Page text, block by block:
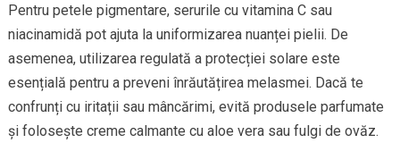
Pentru petele pigmentare, serurile cu vitamina C sau
niacinamidă pot ajuta la uniformizarea nuanței pielii. De
asemenea, utilizarea regulată a protecției solare este
esențială pentru a preveni înrăutățirea melasmei. Dacă te
confrunți cu iritații sau mâncărimi, evită produsele parfumate
și folosește creme calmante cu aloe vera sau fulgi de ovăz.